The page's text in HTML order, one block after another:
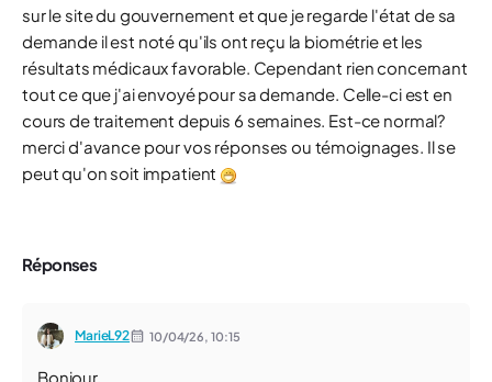
sur le site du gouvernement et que je regarde l'état de sa
demande il est noté qu'ils ont reçu la biométrie et les
résultats médicaux favorable. Cependant rien concernant
tout ce que j'ai envoyé pour sa demande. Celle-ci est en
cours de traitement depuis 6 semaines. Est-ce normal?
merci d'avance pour vos réponses ou témoignages. Il se
peut qu'on soit impatient
Réponses
MarieL92 10/04/26, 10:15
Bonjour,